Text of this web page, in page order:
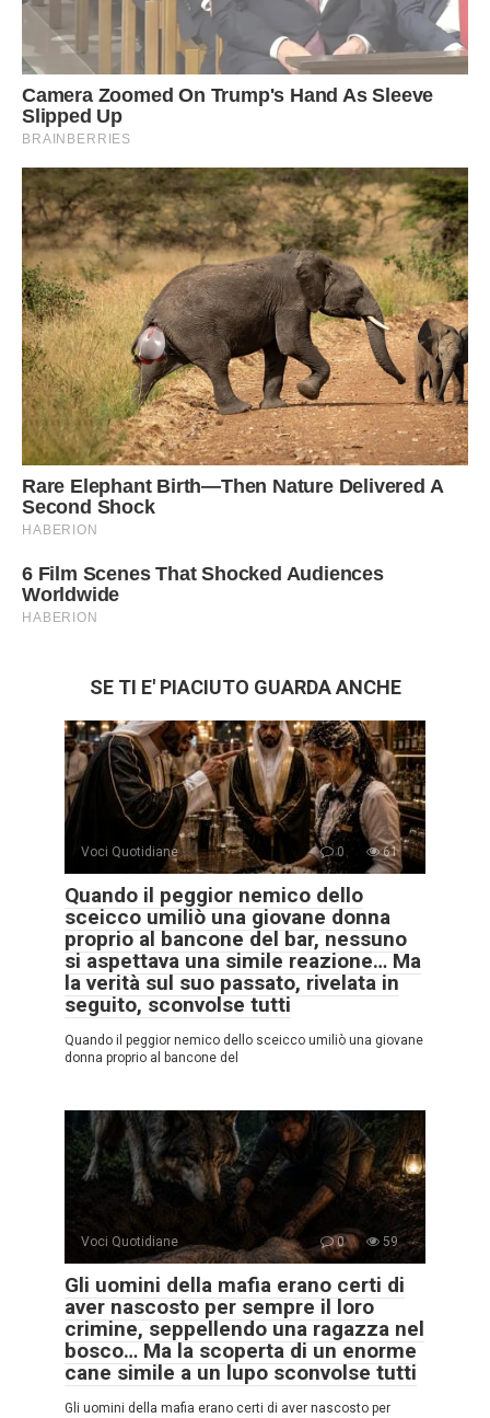
SE TI E' PIACIUTO GUARDA ANCHE
Voci Quotidiane 0 61
Quando il peggior nemico dello
sceicco umiliò una giovane donna
proprio al bancone del bar, nessuno
si aspettava una simile reazione… Ma
la verità sul suo passato, rivelata in
seguito, sconvolse tutti
Quando il peggior nemico dello sceicco umiliò una giovane
donna proprio al bancone del
Voci Quotidiane 0 59
Gli uomini della mafia erano certi di
aver nascosto per sempre il loro
crimine, seppellendo una ragazza nel
bosco… Ma la scoperta di un enorme
cane simile a un lupo sconvolse tutti
Gli uomini della mafia erano certi di aver nascosto per